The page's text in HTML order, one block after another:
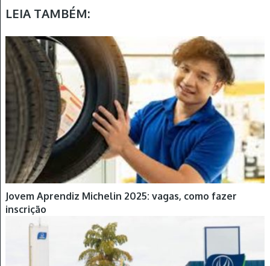
LEIA TAMBÉM:
Jovem Aprendiz Michelin 2025: vagas, como fazer
inscrição